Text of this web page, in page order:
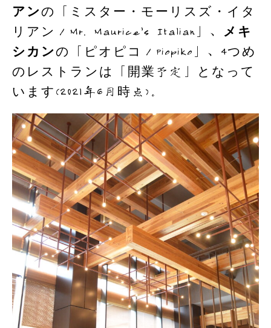
アンの「ミスター・モーリスズ・イタ
リアン／Mr. Maurice’s Italian」、
メキ
シカンの「ピオピコ／Piopiko」、4つめ
のレストランは「開業予定」となって
います(2021年6月時点)。